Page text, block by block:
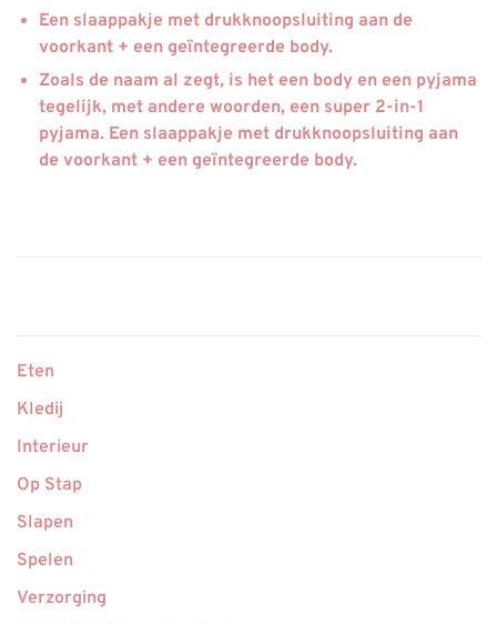
Een slaappakje met drukknoopsluiting aan de
voorkant + een geïntegreerde body.
Zoals de naam al zegt, is het een body en een pyjama
tegelijk, met andere woorden, een super 2-in-1
pyjama. Een slaappakje met drukknoopsluiting aan
de voorkant + een geïntegreerde body.
Eten
Kledij
Interieur
Op Stap
Slapen
Spelen
Verzorging